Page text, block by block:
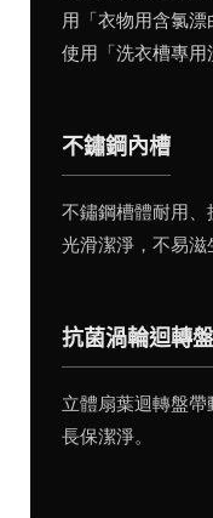
用「衣物用含氯
使用「洗衣槽專用
不鏽鋼內槽
不鏽鋼槽體耐用
光滑潔淨，不易滋
抗菌渦輪迴轉盤
立體扇葉迴轉盤
長保潔淨。